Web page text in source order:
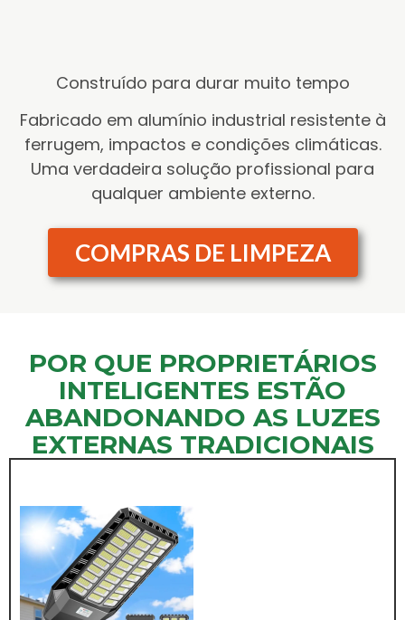
Construído para durar muito tempo
Fabricado em alumínio industrial resistente à
ferrugem, impactos e condições climáticas.
Uma verdadeira solução profissional para
qualquer ambiente externo.
COMPRAS DE LIMPEZA
POR QUE PROPRIETÁRIOS
INTELIGENTES ESTÃO
ABANDONANDO AS LUZES
EXTERNAS TRADICIONAIS